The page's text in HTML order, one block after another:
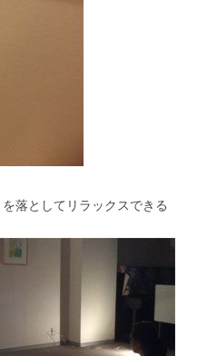
落としてリラックスできる